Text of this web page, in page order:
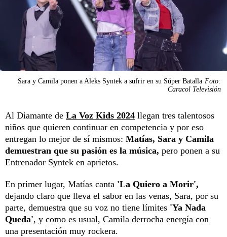
Sara y Camila ponen a Aleks Syntek a sufrir en su Súper Batalla Foto:
Caracol Televisión
Al Diamante de La Voz Kids 2024 llegan tres talentosos
niños que quieren continuar en competencia y por eso
entregan lo mejor de sí mismos: Matías, Sara y Camila
demuestran que su pasión es la música, pero ponen a su
Entrenador Syntek en aprietos.
En primer lugar, Matías canta 'La Quiero a Morir',
dejando claro que lleva el sabor en las venas, Sara, por su
parte, demuestra que su voz no tiene límites 'Ya Nada
Queda', y como es usual, Camila derrocha energía con
una presentación muy rockera.